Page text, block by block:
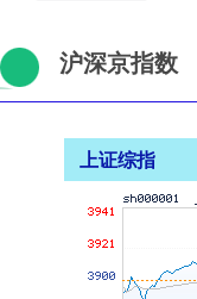
沪深京指数
上证综指